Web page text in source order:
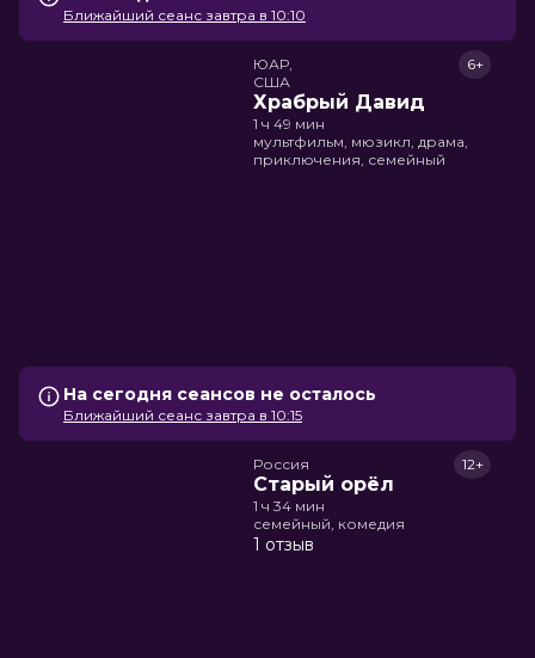
Ближайший сеанс завтра в 10:10
ЮАР,
США
Храбрый Давид
6+
1 ч 49 мин
мультфильм, мюзикл, драма,
приключения, семейный
На сегодня сеансов не осталось
Ближайший сеанс завтра в 10:15
Россия
Старый орёл
12+
1 ч 34 мин
семейный, комедия
1 отзыв